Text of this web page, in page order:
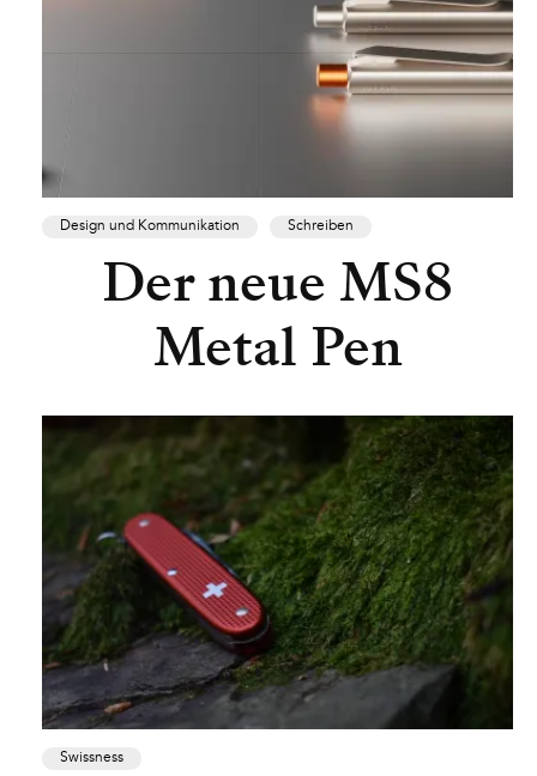
Design und Kommunikation Schreiben
Der neue MS8
Metal Pen
Swissness